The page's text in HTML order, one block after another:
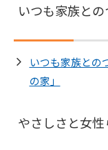
いつも家族と
いつも家族との
の家」
やさしさと女